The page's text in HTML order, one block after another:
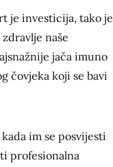
je investicija, tako je
naše
jača imuno
čovjeka koji se bavi
im se posvijesti
profesionalna